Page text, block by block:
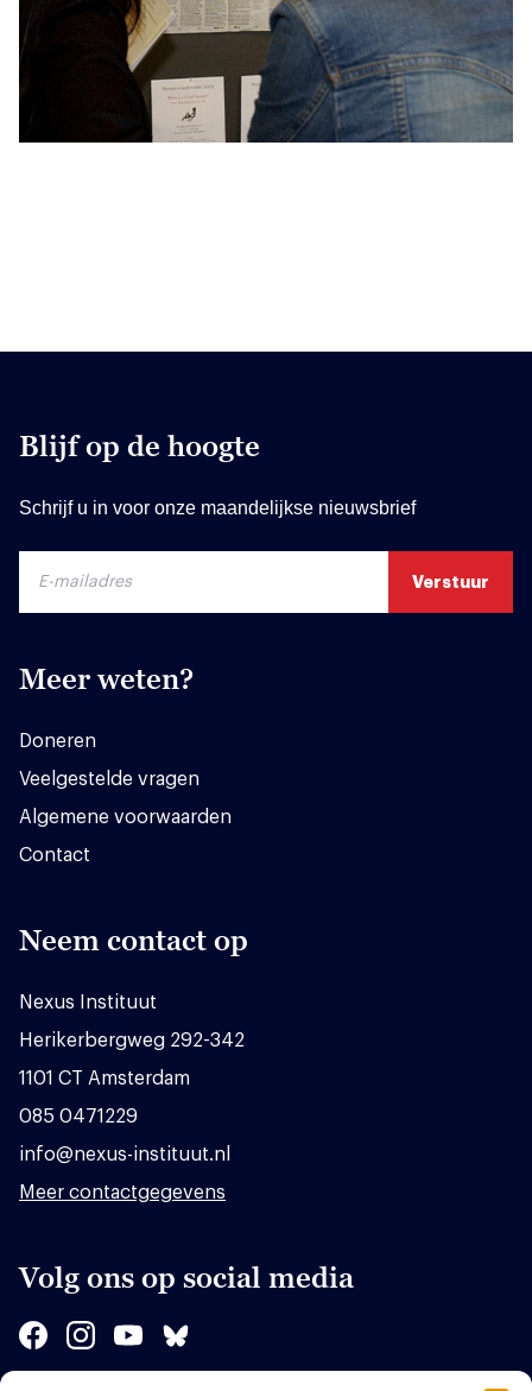
Blijf op de hoogte
Schrijf u in voor onze maandelijkse nieuwsbrief
Meer weten?
Doneren
Veelgestelde vragen
Algemene voorwaarden
Contact
Neem contact op
Nexus Instituut
Herikerbergweg 292-342
1101 CT Amsterdam
085 0471229
info@nexus-instituut.nl
Meer contactgegevens
Volg ons op social media